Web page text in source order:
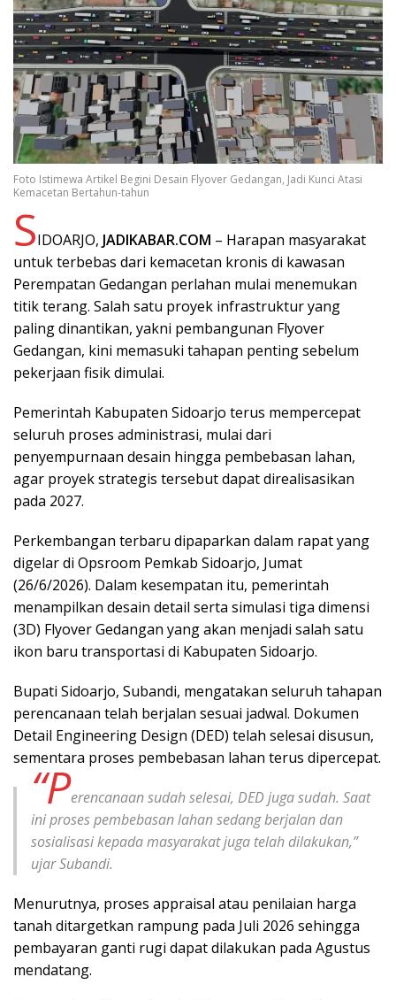
Foto Istimewa Artikel Begini Desain Flyover Gedangan, Jadi Kunci Atasi
Kemacetan Bertahun-tahun
SIDOARJO, JADIKABAR.COM – Harapan masyarakat
untuk terbebas dari kemacetan kronis di kawasan
Perempatan Gedangan perlahan mulai menemukan
titik terang. Salah satu proyek infrastruktur yang
paling dinantikan, yakni pembangunan Flyover
Gedangan, kini memasuki tahapan penting sebelum
pekerjaan fisik dimulai.
Pemerintah Kabupaten Sidoarjo terus mempercepat
seluruh proses administrasi, mulai dari
penyempurnaan desain hingga pembebasan lahan,
agar proyek strategis tersebut dapat direalisasikan
pada 2027.
Perkembangan terbaru dipaparkan dalam rapat yang
digelar di Opsroom Pemkab Sidoarjo, Jumat
(26/6/2026). Dalam kesempatan itu, pemerintah
menampilkan desain detail serta simulasi tiga dimensi
(3D) Flyover Gedangan yang akan menjadi salah satu
ikon baru transportasi di Kabupaten Sidoarjo.
Bupati Sidoarjo, Subandi, mengatakan seluruh tahapan
perencanaan telah berjalan sesuai jadwal. Dokumen
Detail Engineering Design (DED) telah selesai disusun,
sementara proses pembebasan lahan terus dipercepat.
“Perencanaan sudah selesai, DED juga sudah. Saat
ini proses pembebasan lahan sedang berjalan dan
sosialisasi kepada masyarakat juga telah dilakukan,”
ujar Subandi.
Menurutnya, proses appraisal atau penilaian harga
tanah ditargetkan rampung pada Juli 2026 sehingga
pembayaran ganti rugi dapat dilakukan pada Agustus
mendatang.